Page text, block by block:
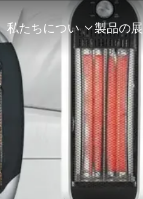
私たちについ
て
 製品の展
示